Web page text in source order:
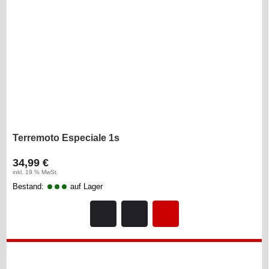
Terremoto Especiale 1s
34,99 €
inkl. 19 % MwSt.
Bestand: auf Lager